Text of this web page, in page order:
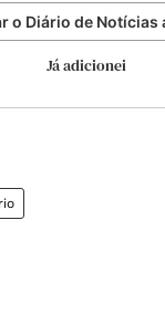
o Diário de Notícias
Já adicionei